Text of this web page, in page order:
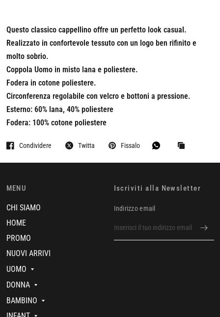
Questo classico cappellino offre un perfetto look casual.
Realizzato in confortevole tessuto con un logo ben rifinito e
molto sobrio.
Coppola Uomo in misto lana e poliestere.
Fodera in cotone poliestere.
Circonferenza regolabile con velcro e bottoni a pressione.
Esterno: 60% lana, 40% poliestere
Fodera: 100% cotone poliestere
Condividere Twitta Fissalo
MENU
CHI SIAMO
HOME
PROMO
NUOVI ARRIVI
UOMO
DONNA
BAMBINO
Iscriviti alla Newsletter
Indirizzo email